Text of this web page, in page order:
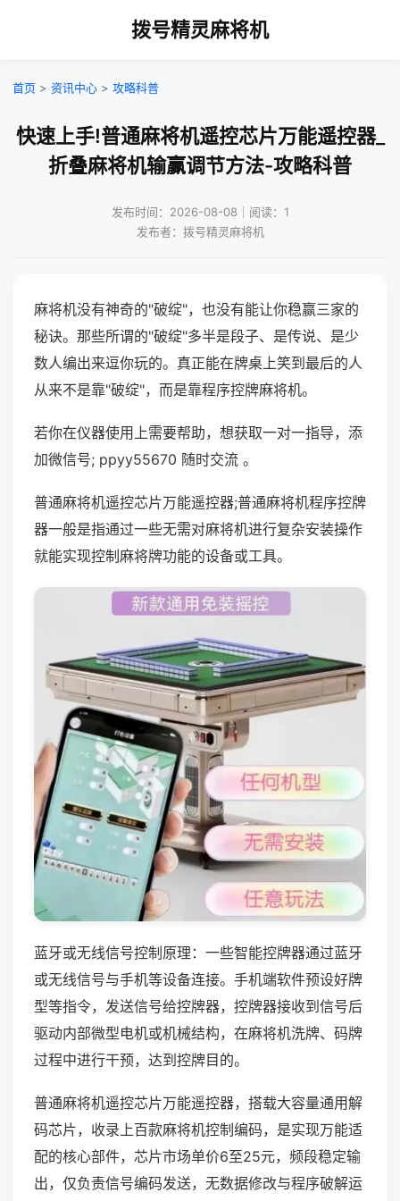
拨号精灵麻将机
首页 > 资讯中心 > 攻略科普
快速上手!普通麻将机遥控芯片万能遥控器_
折叠麻将机输赢调节方法-攻略科普
发布时间：2026-08-08｜阅读：1
发布者：拨号精灵麻将机
麻将机没有神奇的"破绽"，也没有能让你稳赢三家的
秘诀。那些所谓的"破绽"多半是段子、是传说、是少
数人编出来逗你玩的。真正能在牌桌上笑到最后的人
从来不是靠"破绽"，而是靠程序控牌麻将机。
若你在仪器使用上需要帮助，想获取一对一指导，添
加微信号; ppyy55670 随时交流 。
普通麻将机遥控芯片万能遥控器;普通麻将机程序控牌
器一般是指通过一些无需对麻将机进行复杂安装操作
就能实现控制麻将牌功能的设备或工具。
蓝牙或无线信号控制原理：一些智能控牌器通过蓝牙
或无线信号与手机等设备连接。手机端软件预设好牌
型等指令，发送信号给控牌器，控牌器接收到信号后
驱动内部微型电机或机械结构，在麻将机洗牌、码牌
过程中进行干预，达到控牌目的。
普通麻将机遥控芯片万能遥控器，搭载大容量通用解
码芯片，收录上百款麻将机控制编码，是实现万能适
配的核心部件，芯片市场单价6至25元，频段稳定输
出，仅负责信号编码发送，无数据修改与程序破解运